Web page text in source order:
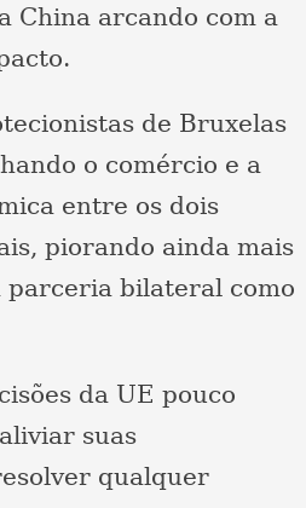
China arcando com a
de Bruxelas
o comércio e a
entre os dois
piorando ainda mais
parceria bilateral como
da UE pouco
suas
qualquer